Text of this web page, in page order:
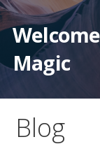
Skip
to
content
Magic
Blog